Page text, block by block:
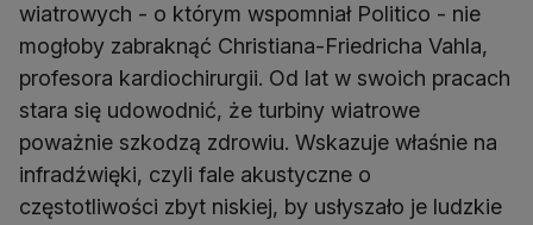
wiatrowych - o którym wspomniał Politico - nie
mogłoby zabraknąć Christiana-Friedricha Vahla,
profesora kardiochirurgii. Od lat w swoich pracach
stara się udowodnić, że turbiny wiatrowe
poważnie szkodzą zdrowiu. Wskazuje właśnie na
infradźwięki, czyli fale akustyczne o
częstotliwości zbyt niskiej, by usłyszało je ludzkie